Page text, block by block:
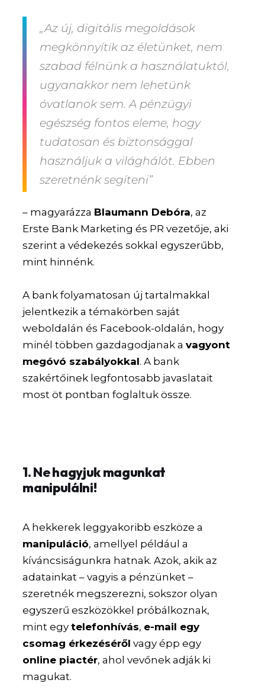
„Az új, digitális megoldások
megkönnyítik az életünket, nem
szabad félnünk a használatuktól,
ugyanakkor nem lehetünk
óvatlanok sem.A pénzügyi
egészség fontos eleme, hogy
tudatosan és biztonsággal
használjuk a világhálót. Ebben
szeretnénk segíteni”
– magyarázza Blaumann Debóra, az
Erste Bank Marketing és PR vezetője, aki
szerint a védekezés sokkal egyszerűbb,
mint hinnénk.
A bank folyamatosan új tartalmakkal
jelentkezik a témakörben saját
weboldalán és Facebook-oldalán, hogy
minél többen gazdagodjanak avagyont
megóvó szabályokkal. A bank
szakértőinek legfontosabb javaslatait
most öt pontban foglaltuk össze.
1. Ne hagyjuk magunkat
manipulálni!
A hekkerek leggyakoribb eszköze a
manipuláció, amellyel például a
kíváncsiságunkra hatnak. Azok, akik az
adatainkat – vagyis a pénzünket –
szeretnék megszerezni, sokszor olyan
egyszerű eszközökkel próbálkoznak,
mint egytelefonhívás, e-mail egy
csomag érkezéséről vagy épp egy
online piactér, ahol vevőnek adják ki
magukat.